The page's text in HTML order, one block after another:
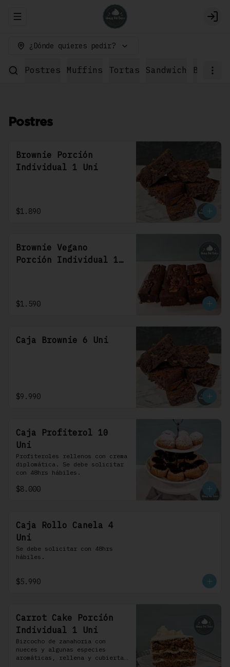
Abrir menu de navegación
¿Dónde quieres pedir?
Postres Muffins Tortas Sandwich
Postres
Brownie Porción
Individual 1 Uni
$1.890
Brownie Vegano
Porción Individual 1
$1.590
Caja Brownie 6 Uni
$9.990
Caja Profiterol 10
Uni
Profiteroles rellenos con crema
diplomática. Se debe solicitar
con 48hrs hábiles.
$8.000
Caja Rollo Canela 4
Uni
Se debe solicitar con 48hrs
hábiles.
$5.990
Carrot Cake Porción
Individual 1 Uni
Bizcocho de zanahoria con
nueces y algunas especies
aromáticas, rellena y cubierta